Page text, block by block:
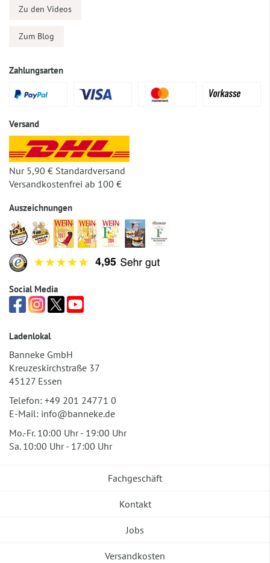
Zu den Videos
Zum Blog
Zahlungsarten
Versand
Nur 5,90 € Standardversand
Versandkostenfrei ab 100 €
Auszeichnungen
Social Media
Ladenlokal
Banneke GmbH
Kreuzeskirchstraße 37
45127 Essen
Telefon: +49 201 24771 0
E-Mail: info@banneke.de
Mo.-Fr. 10:00 Uhr - 19:00 Uhr
Sa. 10:00 Uhr - 17:00 Uhr
Fachgeschäft
Kontakt
Jobs
Versandkosten